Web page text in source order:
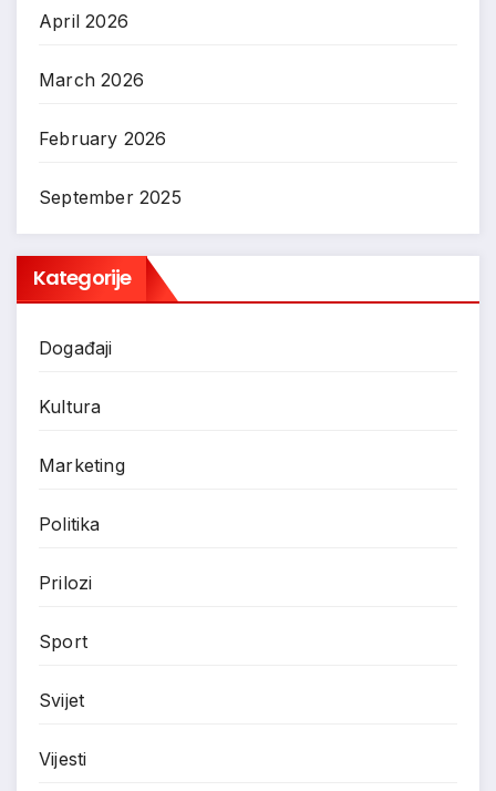
April 2026
March 2026
February 2026
September 2025
Kategorije
Događaji
Kultura
Marketing
Politika
Prilozi
Sport
Svijet
Vijesti